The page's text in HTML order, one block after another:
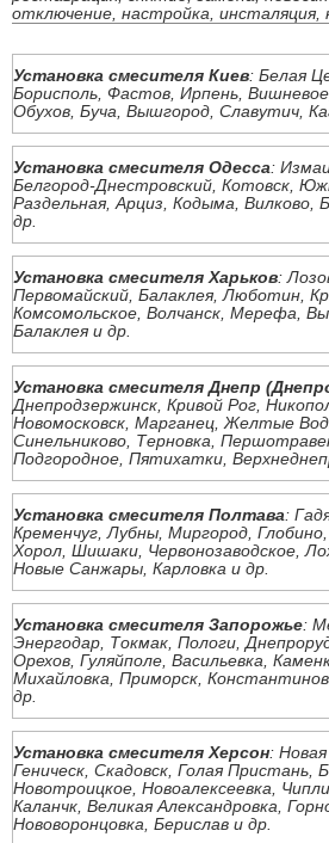
отключение, настройка, инсталяция,
Установка смесителя Киев: Белая
Борисполь, Фастов, Ирпень,
Обухов, Буча, Вышгород, Славутич,
Установка смесителя Одесса:
Белгород-Днестровский, Котовск,
Раздельная, Арциз, Кодыма, Вилково,
др.
Установка смесителя Харьков:
Первомайский, Балаклея, Люботин,
Комсомольское, Волчанск, Мерефа,
Балаклея и др.
Установка смесителя Днепр
Днепродзержинск, Кривой Рог,
Новомосковск, Марганец, Желтые
Синельниково, Терновка,
Подгородное, Пятихатки,
Установка смесителя Полтава:
Кременчуг, Лубны, Миргород,
Хорол, Шишаки, Червонозаводское,
Новые Санжары, Карловка и др.
Установка смесителя Запорожье:
Энергодар, Токмак, Пологи,
Орехов, Гуляйполе, Васильевка,
Михайловка, Приморск,
др.
Установка смесителя Херсон:
Геническ, Скадовск, Голая Пристань,
Новотроицкое, Новоалексеевка,
Каланчк, Великая Александровка,
Нововоронцовка, Берислав и др.